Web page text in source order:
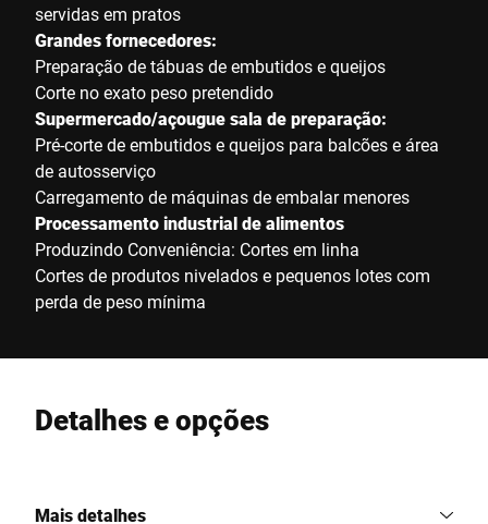
servidas em pratos
Grandes fornecedores:
Preparação de tábuas de embutidos e queijos
Corte no exato peso pretendido
Supermercado/açougue sala de preparação:
Pré-corte de embutidos e queijos para balcões e área
de autosserviço
Carregamento de máquinas de embalar menores
Processamento industrial de alimentos
Produzindo Conveniência: Cortes em linha
Cortes de produtos nivelados e pequenos lotes com
perda de peso mínima
Detalhes e opções
Mais detalhes